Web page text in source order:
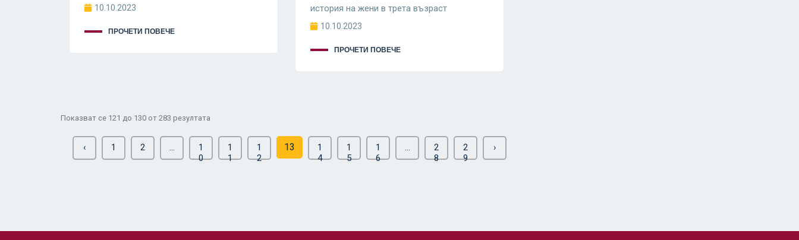
10.10.2023
ПРОЧЕТИ ПОВЕЧЕ
история на жени в трета възраст
10.10.2023
ПРОЧЕТИ ПОВЕЧЕ
Показват се 121 до 130 от 283 резултата
‹ 1 2 ...
1
0
1
1
1
2
13
1
4
1
5
1
6
...
2
8
2
9
›